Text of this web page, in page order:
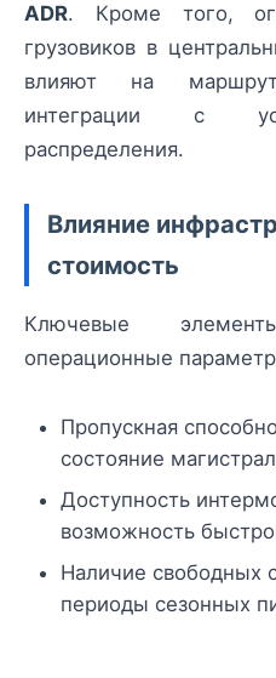
ADR. Кроме того,
грузовиков в
влияют на
интеграции с
распределения.
Влияние
стоимость
Ключевые
операционные
Пропускная
состояние
Доступность
возможность
Наличие свободных
периоды сезонных